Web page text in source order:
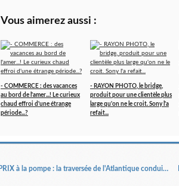
Vous aimerez aussi :
- COMMERCE : des vacances
au bord de l'amer...! Le curieux
chaud effroi d'une étrange
période...?
- RAYON PHOTO, le bridge,
produit pour une clientèle plus
large qu'on ne le croit. Sony l'a
refait...
PRIX à la pompe : la traversée de l'Atlantique conduit vers un tout autre "rêve" américain...!